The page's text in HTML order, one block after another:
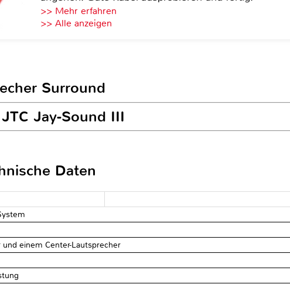
>> Mehr erfahren
>> Alle anzeigen
Surround
Jay-Sound III
Daten
einem Center-Lautsprecher